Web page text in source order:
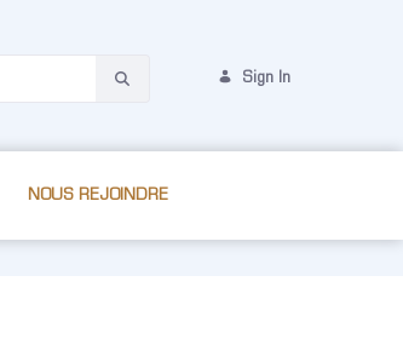
Sign In
NOUS REJOINDRE